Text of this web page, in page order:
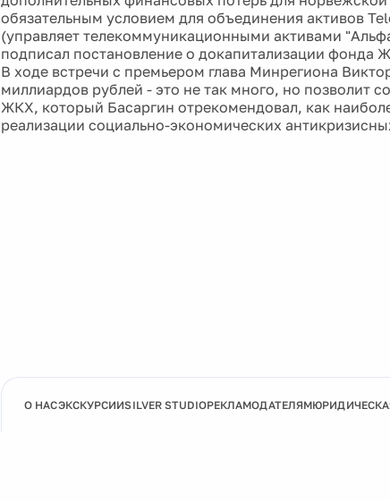
обязательным условием для объединения активов
(управляет телекоммуникационными активами
подписал постановление о докапитализации фонда
В ходе встречи с премьером глава Минрегиона
миллиардов рублей - это не так много, но позволит
ЖКХ, который Басаргин отрекомендовал, как
реализации социально-экономических
О НАСЭКСКУРСИИSILVER STUDIOРЕКЛАМОДАТЕЛЯМ